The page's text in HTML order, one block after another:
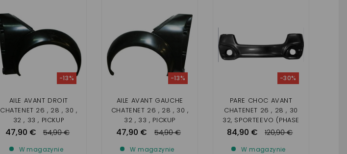
AILE AVANT DROIT
CHATENET 26 , 28 , 30 ,
32 , 33 , PICKUP
,SPORTEEVO
47,90 €
-13%
54,90 €
W magazynie
AILE AVANT GAUCHE
CHATENET 26 , 28 , 30 ,
32 , 33 , PICKUP
,SPORTEEVO
47,90 €
-13%
54,90 €
W magazynie
PARE CHOC AVANT
CHATENET 26 , 28 , 30
32, SPORTEEVO (PHASE
84,90 €
-30%
120,90 €
W magazynie